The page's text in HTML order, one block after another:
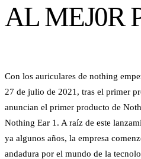
AL MEJ0R
Con los auriculares de nothing
27 de julio de 2021, tras el primer
anuncian el primer producto de
Nothing Ear 1. A raíz de este
ya algunos años, la empresa
andadura por el mundo de la